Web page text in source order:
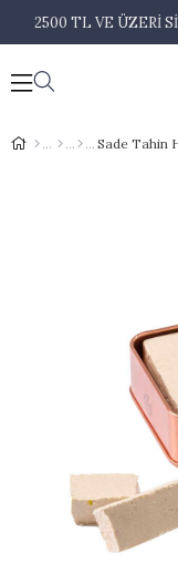
2500 TL VE ÜZERİ
Sade Tahin